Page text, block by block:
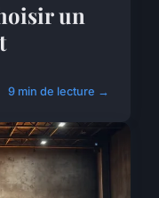
un
9 min de lecture →